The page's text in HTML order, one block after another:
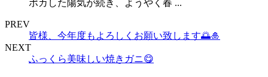
ポカした陽気が続き、ようやく春 ...
PREV
皆様、今年度もよろしくお願い致します🌅🎍
NEXT
ふっくら美味しい焼きガニ😋